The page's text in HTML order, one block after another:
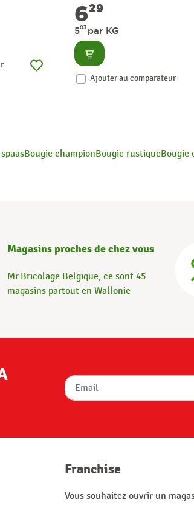
629
503 par KG
Consulter
Ajouter au comparateur
Bougie championBougie rustiqueBougie
Magasins proches de chez vous
Mr.Bricolage Belgique, ce sont 45
magasins partout en Wallonie
Franchise
Vous souhaitez ouvrir un